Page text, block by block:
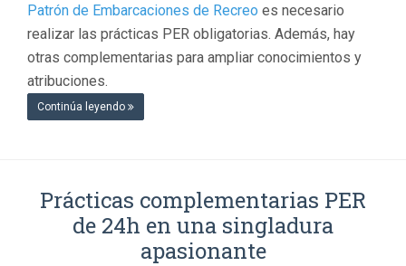
Patrón de Embarcaciones de Recreo es necesario
realizar las prácticas PER obligatorias. Además, hay
otras complementarias para ampliar conocimientos y
atribuciones.
Continúa leyendo
Prácticas complementarias PER
de 24h en una singladura
apasionante